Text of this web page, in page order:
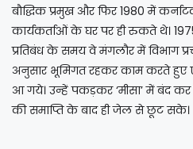
बौद्धिक प्रमुख और फिर 1980 में
कार्यकर्ताओं के घर पर ही रुकते थे।
प्रतिबंध के समय वे मंगलौर में विभाग
अनुसार भूमिगत रहकर काम करते हुए
आ गये। उन्हें पकड़कर ‘मीसा’ में बंद
की समाप्ति के बाद ही जेल से छूट सके।